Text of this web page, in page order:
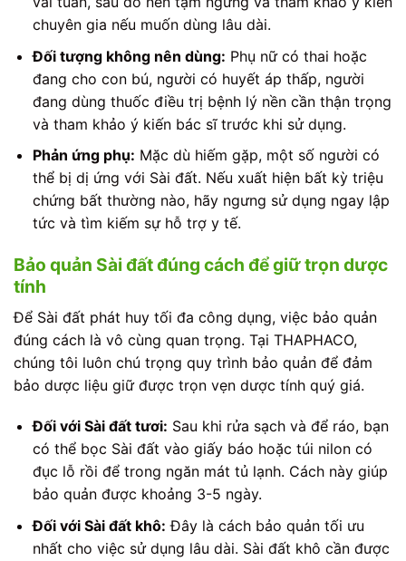
chuyên gia nếu muốn dùng lâu dài.
Đối tượng không nên dùng: Phụ nữ có thai hoặc
đang cho con bú, người có huyết áp thấp, người
đang dùng thuốc điều trị bệnh lý nền cần thận trọng
và tham khảo ý kiến bác sĩ trước khi sử dụng.
Phản ứng phụ: Mặc dù hiếm gặp, một số người có
thể bị dị ứng với Sài đất. Nếu xuất hiện bất kỳ triệu
chứng bất thường nào, hãy ngưng sử dụng ngay lập
tức và tìm kiếm sự hỗ trợ y tế.
Bảo quản Sài đất đúng cách để giữ trọn dược
tính
Để Sài đất phát huy tối đa công dụng, việc bảo quản
đúng cách là vô cùng quan trọng. Tại THAPHACO,
chúng tôi luôn chú trọng quy trình bảo quản để đảm
bảo dược liệu giữ được trọn vẹn dược tính quý giá.
Đối với Sài đất tươi: Sau khi rửa sạch và để ráo, bạn
có thể bọc Sài đất vào giấy báo hoặc túi nilon có
đục lỗ rồi để trong ngăn mát tủ lạnh. Cách này giúp
bảo quản được khoảng 3-5 ngày.
Đối với Sài đất khô: Đây là cách bảo quản tối ưu
nhất cho việc sử dụng lâu dài. Sài đất khô cần được